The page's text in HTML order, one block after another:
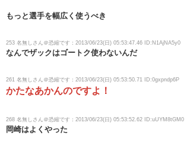
もっと選手を幅広く使うべき
253 名無しさん＠恐縮です：2013/06/23(日) 05:53:47.46 ID:N1AjNA5y0
なんでザックはゴートク使わないんだ
261 名無しさん＠恐縮です：2013/06/23(日) 05:53:50.71 ID:0gxpndp6P
かたなあかんのですよ！
268 名無しさん＠恐縮です：2013/06/23(日) 05:53:52.62 ID:uUYM8tGM0
岡崎はよくやった